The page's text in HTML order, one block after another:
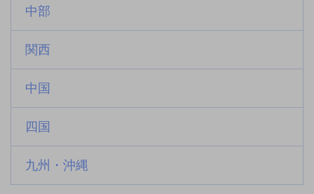
中部
関西
中国
四国
九州・沖縄